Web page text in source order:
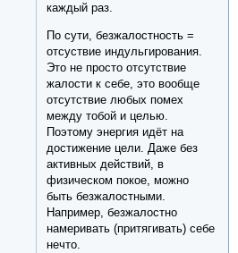
каждый раз.
По сути, безжалостность =
отсуствие индульгирования.
Это не просто отсутствие
жалости к себе, это вообще
отсутствие любых помех
между тобой и целью.
Поэтому энергия идёт на
достижение цели. Даже без
активных действий, в
физическом покое, можно
быть безжалостными.
Например, безжалостно
намеривать (притягивать) себе
нечто.